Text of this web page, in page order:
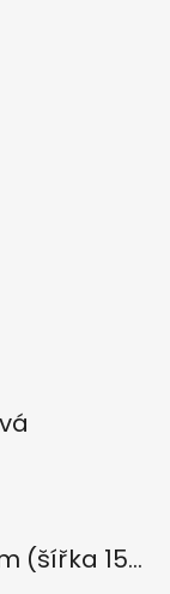
Měděný náramek Mantra Óm (šířka 15 mm)